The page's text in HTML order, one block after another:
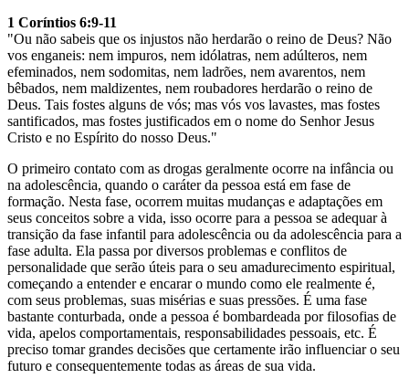
1 Coríntios 6:9-11
"Ou não sabeis que os injustos não herdarão o reino de Deus? Não
vos enganeis: nem impuros, nem idólatras, nem adúlteros, nem
efeminados, nem sodomitas, nem ladrões, nem avarentos, nem
bêbados, nem maldizentes, nem roubadores herdarão o reino de
Deus. Tais fostes alguns de vós; mas vós vos lavastes, mas fostes
santificados, mas fostes justificados em o nome do Senhor Jesus
Cristo e no Espírito do nosso Deus."
O primeiro contato com as drogas geralmente ocorre na infância ou
na adolescência, quando o caráter da pessoa está em fase de
formação. Nesta fase, ocorrem muitas mudanças e adaptações em
seus conceitos sobre a vida, isso ocorre para a pessoa se adequar à
transição da fase infantil para adolescência ou da adolescência para a
fase adulta. Ela passa por diversos problemas e conflitos de
personalidade que serão úteis para o seu amadurecimento espiritual,
começando a entender e encarar o mundo como ele realmente é,
com seus problemas, suas misérias e suas pressões. É uma fase
bastante conturbada, onde a pessoa é bombardeada por filosofias de
vida, apelos comportamentais, responsabilidades pessoais, etc. É
preciso tomar grandes decisões que certamente irão influenciar o seu
futuro e consequentemente todas as áreas de sua vida.